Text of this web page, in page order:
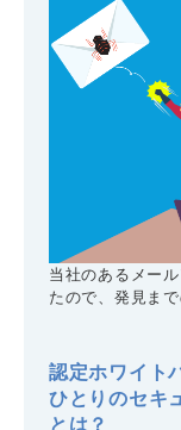
当社のあるメー
たので、発見ま
認定ホワイト
ひとりのセキ
とは？